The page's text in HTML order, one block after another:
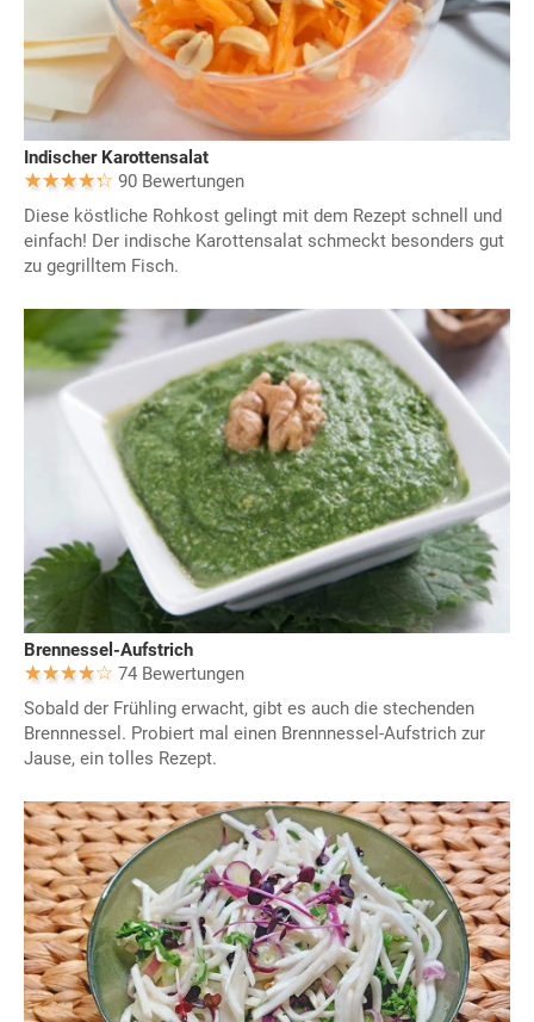
Indischer Karottensalat
90 Bewertungen
Diese köstliche Rohkost gelingt mit dem Rezept schnell und
einfach! Der indische Karottensalat schmeckt besonders gut
zu gegrilltem Fisch.
Brennessel-Aufstrich
74 Bewertungen
Sobald der Frühling erwacht, gibt es auch die stechenden
Brennnessel. Probiert mal einen Brennnessel-Aufstrich zur
Jause, ein tolles Rezept.